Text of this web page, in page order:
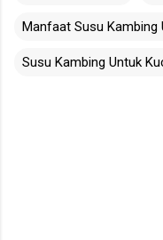
Manfaat Susu Kambing
Susu Kambing Untuk